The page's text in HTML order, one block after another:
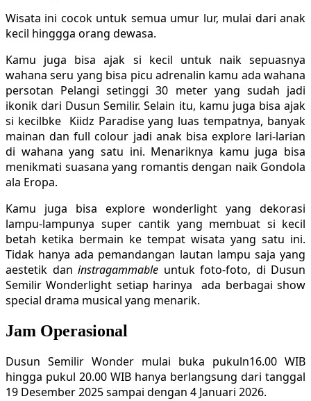
Wisata ini cocok untuk semua umur lur, mulai dari anak
kecil hinggga orang dewasa.
Kamu juga bisa ajak si kecil untuk naik sepuasnya
wahana seru yang bisa picu adrenalin kamu ada wahana
persotan Pelangi setinggi 30 meter yang sudah jadi
ikonik dari Dusun Semilir. Selain itu, kamu juga bisa ajak
si kecilbke Kiidz Paradise yang luas tempatnya, banyak
mainan dan full colour jadi anak bisa explore lari-larian
di wahana yang satu ini. Menariknya kamu juga bisa
menikmati suasana yang romantis dengan naik Gondola
ala Eropa.
Kamu juga bisa explore wonderlight yang dekorasi
lampu-lampunya super cantik yang membuat si kecil
betah ketika bermain ke tempat wisata yang satu ini.
Tidak hanya ada pemandangan lautan lampu saja yang
aestetik dan instragammable untuk foto-foto, di Dusun
Semilir Wonderlight setiap harinya ada berbagai show
special drama musical yang menarik.
Jam Operasional
Dusun Semilir Wonder mulai buka pukuln16.00 WIB
hingga pukul 20.00 WIB hanya berlangsung dari tanggal
19 Desember 2025 sampai dengan 4 Januari 2026.